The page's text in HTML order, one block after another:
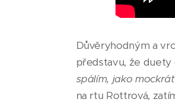
Důvěryhodným a
představu, že duety
spálím, jako
na rtu Rottrová,